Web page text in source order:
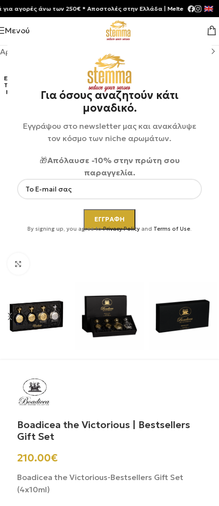
Για όσους αναζητούν κάτι
μοναδικό.
Εγγράψου στο newsletter μας και ανακάλυψε
τον κόσμο των niche αρωμάτων.
🎁Απόλαυσε -10% στην πρώτη σου
παραγγελία.
By signing up, you agree toPrivacy Policy and Terms of Use.
Μενού
Αρχική σελίδα Αρώματα
ΕΞΑΝ
ΤΛΉΘ
ΗΚΕ
Boadicea the Victorious | Bestsellers
Gift Set
210.00€
Boadicea the Victorious-Bestsellers Gift Set
(4x10ml)
αγορές άνω των 250€ * Aποστολές στην Ελλάδα | Meltemia Exclusive